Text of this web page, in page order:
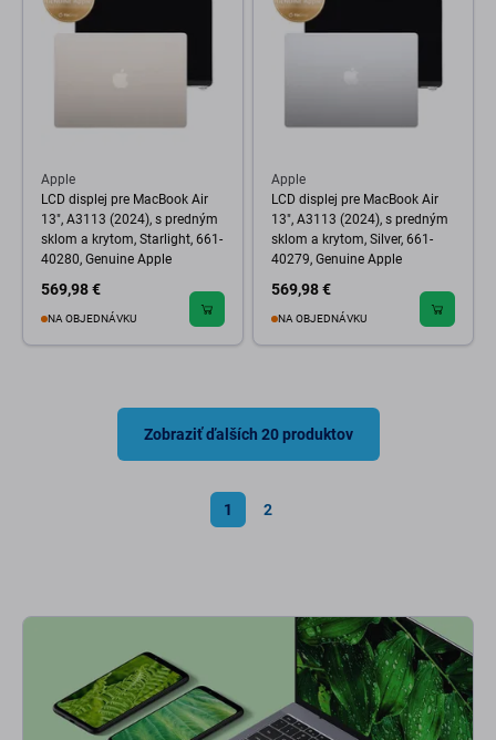
Apple
LCD displej pre MacBook Air
13", A3113 (2024), s predným
sklom a krytom, Starlight, 661-
40280, Genuine Apple
569,98 €
NA OBJEDNÁVKU
Apple
LCD displej pre MacBook Air
13", A3113 (2024), s predným
sklom a krytom, Silver, 661-
40279, Genuine Apple
569,98 €
NA OBJEDNÁVKU
Zobraziť ďalších 20 produktov
1 2